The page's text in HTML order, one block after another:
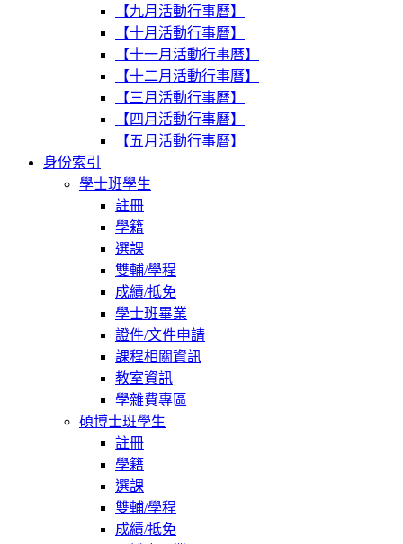
【九月活動行事曆】
【十月活動行事曆】
【十一月活動行事曆】
【十二月活動行事曆】
【三月活動行事曆】
【四月活動行事曆】
【五月活動行事曆】
身份索引
學士班學生
註冊
學籍
選課
雙輔/學程
成績/抵免
學士班畢業
證件/文件申請
課程相關資訊
教室資訊
學雜費專區
碩博士班學生
註冊
學籍
選課
雙輔/學程
成績/抵免